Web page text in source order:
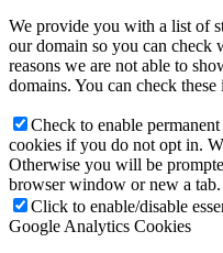
We provide you with a list of
our domain so you can check
reasons we are not able to
domains. You can check
Check to enable
cookies if you do not opt in.
Otherwise you will be
browser window or new a tab.
Click to enable/disable
Google Analytics Cookies